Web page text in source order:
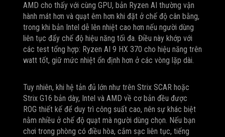
AMD cho thấy với cùng GPU, bản Ryzen AI thường vận
hành mát hơn và quạt êm hơn khi đặt ở chế độ cân bằng,
trong khi bản Intel dễ lên nhiệt cao hơn nếu người dùng
liên tục đẩy chế độ hiệu năng tối đa. Điều này khớp với
các test tổng hợp: Ryzen AI 9 HX 370 cho hiệu năng trên
watt tốt, giữ mức nhiệt ổn định hơn ở các vòng lặp dài.
Tuy nhiên, khi hệ tản đủ lớn như trên Strix SCAR hoặc
Strix G16 bản dày, Intel và AMD về cơ bản đều được
ROG thiết kế để duy trì công suất cao, nên sự khác biệt
nằm nhiều ở chế độ quạt mà người dùng chọn. Nếu bạn
chơi trong phòng có điều hòa, cắm sạc liên tục, tiếng